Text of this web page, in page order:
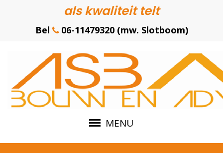
als kwaliteit telt
Bel 06-11479320 (mw. Slotboom)
MENU